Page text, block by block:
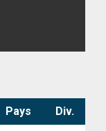
Pays Div.